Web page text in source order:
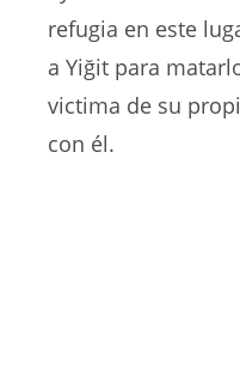
refugia en este
a Yiğit para
victima de su
con él.